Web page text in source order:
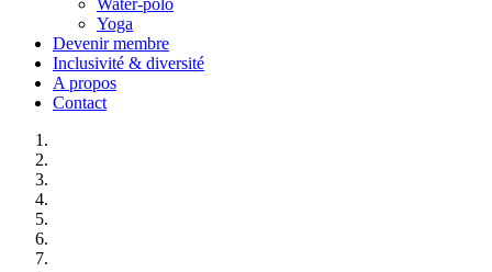
Water-polo
Yoga
Devenir membre
Inclusivité & diversité
A propos
Contact